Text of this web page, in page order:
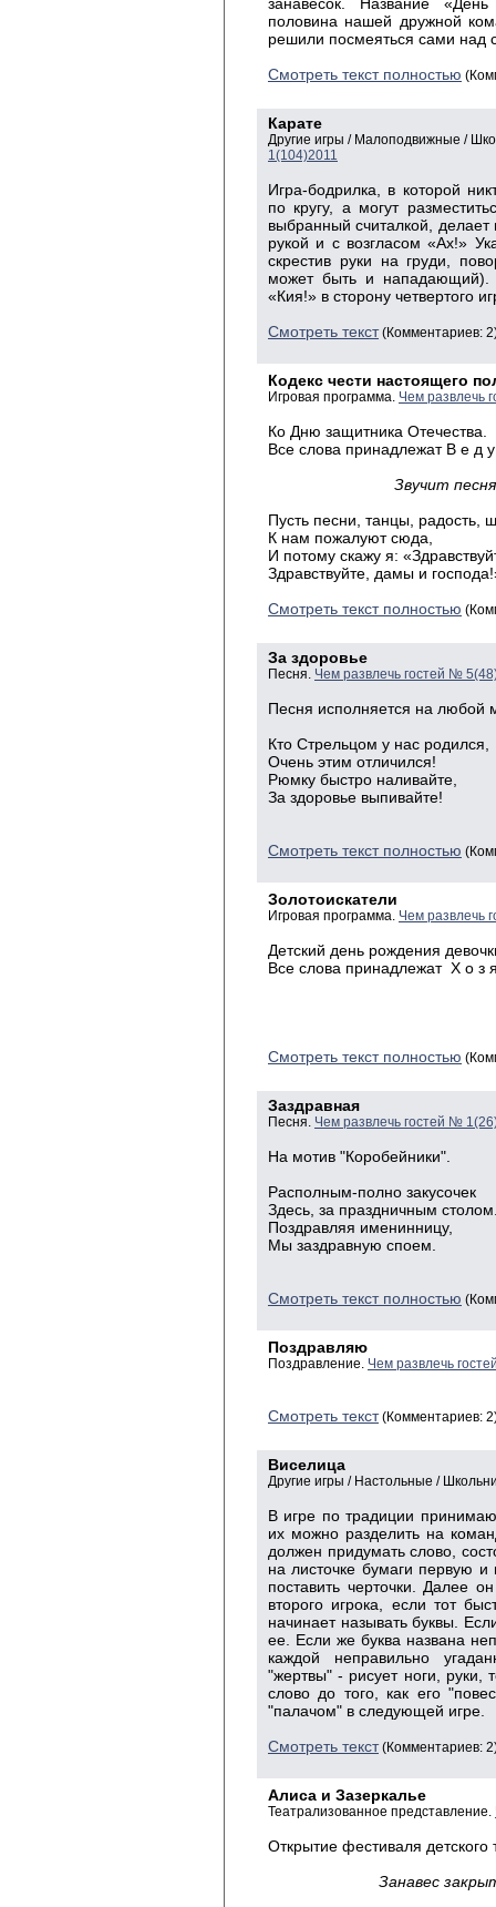
половина нашей дружной
решили посмеяться сами над
Смотреть текст полностью
Карате
Другие игры / Малоподвижные /
1(104)2011
Игра-бодрилка, в которой
по кругу, а могут
выбранный считалкой, делает
рукой и с возгласом «Ах!»
скрестив руки на груди,
может быть и нападающий).
«Кия!» в сторону четвертого
Смотреть текст(Комментариев:
Кодекс чести настоящего
Игровая программа. Чем развлечь
Ко Дню защитника Отечества.
Все слова принадлежат В е д
Звучит
Пусть песни, танцы, радость,
К нам пожалуют сюда,
И потому скажу я:
Здравствуйте, дамы и
Смотреть текст полностью
За здоровье
Песня. Чем развлечь гостей №
Песня исполняется на любой
Кто Стрельцом у нас родился,
Очень этим отличился!
Рюмку быстро наливайте,
За здоровье выпивайте!
Смотреть текст полностью
Золотоискатели
Игровая программа. Чем развлечь
Детский день рождения
Все слова принадлежат Х о з
Смотреть текст полностью
Заздравная
Песня. Чем развлечь гостей №
На мотив "Коробейники".
Располным-полно закусочек
Здесь, за праздничным
Поздравляя именинницу,
Мы заздравную споем.
Смотреть текст полностью
Поздравляю
Поздравление. Чем развлечь
Смотреть текст(Комментариев:
Виселица
Другие игры / Настольные /
В игре по традиции
их можно разделить на
должен придумать слово,
на листочке бумаги первую
поставить черточки. Далее
второго игрока, если тот
начинает называть буквы.
ее. Если же буква названа
каждой неправильно
"жертвы" - рисует ноги, руки,
слово до того, как его
"палачом" в следующей игре.
Смотреть текст(Комментариев:
Алиса и Зазеркалье
Театрализованное представление.
Открытие фестиваля детского
Занавес